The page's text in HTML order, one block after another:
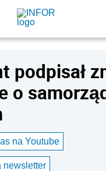
podpisał
o
na Youtube
newsletter